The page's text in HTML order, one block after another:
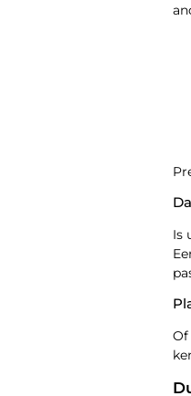
Is
Of